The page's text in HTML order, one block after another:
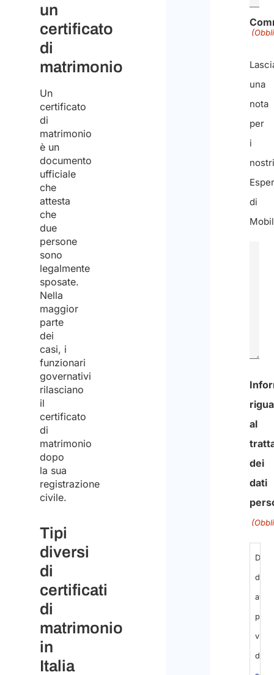
un
certificato
di
matrimonio
Un
certificato
di
matrimonio
è un
documento
ufficiale
che
attesta
che
due
persone
sono
legalmente
sposate.
Nella
maggior
parte
dei
casi, i
funzionari
governativi
rilasciano
il
certificato
di
matrimonio
dopo
la sua
registrazione
civile.
Tipi
diversi
di
certificati
di
matrimonio
in
Italia
una
nota
per
i
nostri
di
0
di
600
di
al
dei